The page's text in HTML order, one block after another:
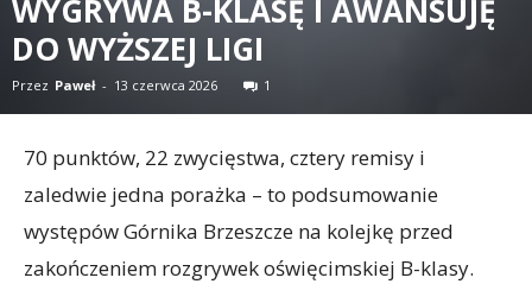
WYGRYWA B-KLASĘ I AWANSUJĘ
DO WYŻSZEJ LIGI
Przez Paweł - 13 czerwca 2026 1
70 punktów, 22 zwycięstwa, cztery remisy i
zaledwie jedna porażka – to podsumowanie
występów Górnika Brzeszcze na kolejkę przed
zakończeniem rozgrywek oświęcimskiej B-klasy.